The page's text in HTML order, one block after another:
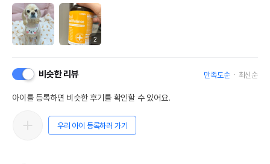
2
비슷한 리뷰 만족도순 최신순
아이를 등록하면 비슷한 후기를 확인할 수 있어요.
우리 아이 등록하러 가기